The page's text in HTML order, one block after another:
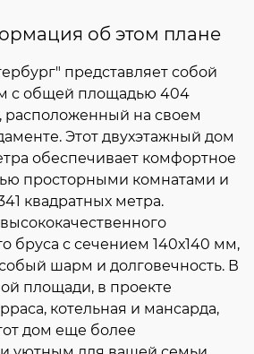
об этом плане
представляет собой
с общей площадью 404
расположенный на своем
Этот двухэтажный дом
обеспечивает комфортное
просторными комнатами и
квадратных метра.
бруса с сечением 140х140 мм,
шарм и долговечность. В
площади, в проекте
котельная и мансарда,
дом еще более